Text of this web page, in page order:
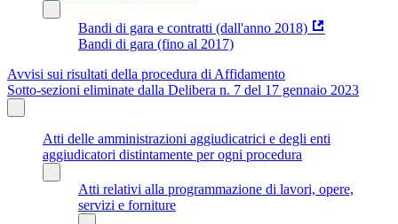
Bandi di gara e contratti (dall'anno 2018)
Bandi di gara (fino al 2017)
Avvisi sui risultati della procedura di Affidamento
Sotto-sezioni eliminate dalla Delibera n. 7 del 17 gennaio 2023
Atti delle amministrazioni aggiudicatrici e degli enti
aggiudicatori distintamente per ogni procedura
Atti relativi alla programmazione di lavori, opere,
servizi e forniture